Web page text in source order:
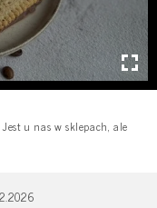
u nas w sklepach, ale